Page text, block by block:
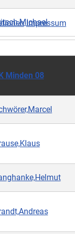
Minden 08
Impressum